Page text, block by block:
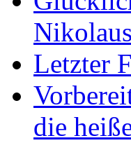
Letzter
die